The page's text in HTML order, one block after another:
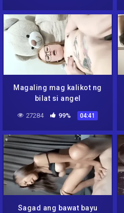
Magaling mag kalikot ng
bilat si angel
27284 99% 04:41
Sagad ang bawat bayu